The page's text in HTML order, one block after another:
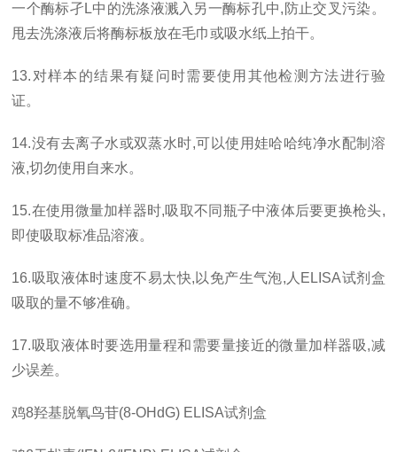
一个酶标孑 L中的洗涤液溅入另一酶标孔中, 防止交叉污染。
甩去洗涤液后将酶标板放在毛巾或吸水纸上拍干。
13. 对样本的结果有疑问时需要使用其他检测方法进行验
证。
14.没有去离子水或双蒸水时,可以使用娃哈哈纯净水配制溶
液,切勿使用自来水。
15.在使用微量加样器时,吸取不同瓶子中液体后要更换枪头,
即使吸取标准品溶液。
16. 吸取液体时速度不易太快, 以免产生气泡, 人 ELISA试剂盒
吸取的量不够准确。
17. 吸取液体时要选用量程和需要量接近的微量加样器吸,减
少误差。
鸡8羟基脱氧鸟苷(8-OHdG) ELISA试剂盒